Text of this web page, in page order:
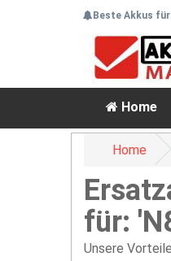
Beste Akkus
Home
Home
für:
Unsere